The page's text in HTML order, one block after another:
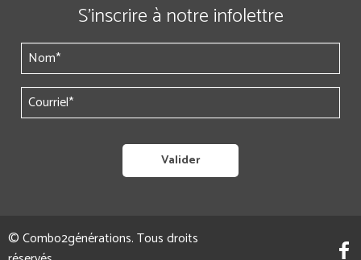
S’inscrire à notre infolettre
© Combo2générations. Tous droits